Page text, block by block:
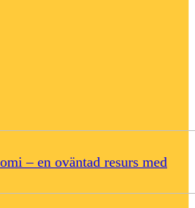
– en oväntad resurs med